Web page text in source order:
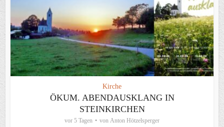
Kirche
ÖKUM. ABENDAUSKLANG IN
STEINKIRCHEN
vor 5 Tagen von Anton Hötzelsperger